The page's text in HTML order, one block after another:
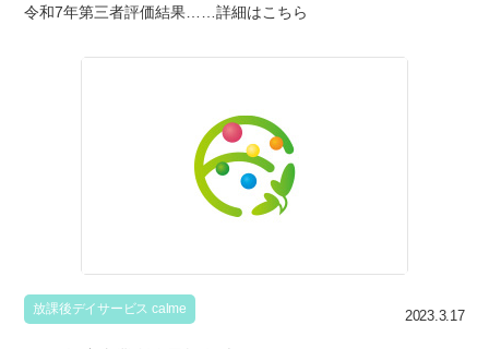
令和7年第三者評価結果……詳細はこちら
放課後デイサービス calme 2023.3.17